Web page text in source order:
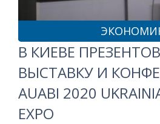
В КИЕВЕ
ВЫСТАВКУ И
AUABI 2020
EXPO